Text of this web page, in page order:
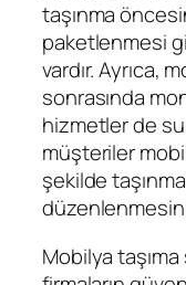
taşınma
paketlenmesi
vardır. Ayrıca,
sonrasında
hizmetler de
müşteriler
şekilde
Mobilya